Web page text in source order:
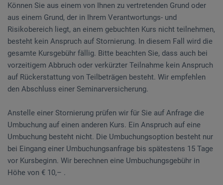
Können Sie aus einem von Ihnen zu vertretenden Grund oder
aus einem Grund, der in Ihrem Verantwortungs- und
Risikobereich liegt, an einem gebuchten Kurs nicht teilnehmen,
besteht kein Anspruch auf Stornierung. In diesem Fall wird die
gesamte Kursgebühr fällig. Bitte beachten Sie, dass auch bei
vorzeitigem Abbruch oder verkürzter Teilnahme kein Anspruch
auf Rückerstattung von Teilbeträgen besteht. Wir empfehlen
den Abschluss einer Seminarversicherung.
Anstelle einer Stornierung prüfen wir für Sie auf Anfrage die
Umbuchung auf einen anderen Kurs. Ein Anspruch auf eine
Umbuchung besteht nicht. Die Umbuchungsoption besteht nur
bei Eingang einer Umbuchungsanfrage bis spätestens 15 Tage
vor Kursbeginn. Wir berechnen eine Umbuchungsgebühr in
Höhe von € 10,– .